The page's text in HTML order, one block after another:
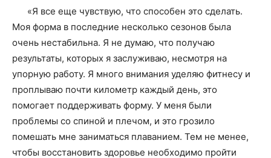
«Я все еще чувствую, что способен это сделать.
Моя форма в последние несколько сезонов была
очень нестабильна. Я не думаю, что получаю
результаты, которых я заслуживаю, несмотря на
упорную работу. Я много внимания уделяю фитнесу и
проплываю почти километр каждый день, это
помогает поддерживать форму. У меня были
проблемы со спиной и плечом, и это грозило
помешать мне заниматься плаванием. Тем не менее,
чтобы восстановить здоровье необходимо пройти